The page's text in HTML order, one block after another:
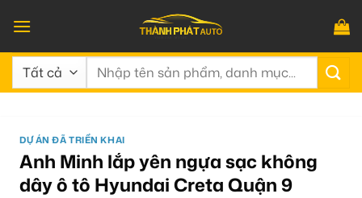
qua
nội
dung
Tìm
DỰ ÁN ĐÃ TRIỂN KHAI
Anh Minh lắp yên ngựa sạc không
dây ô tô Hyundai Creta Quận 9